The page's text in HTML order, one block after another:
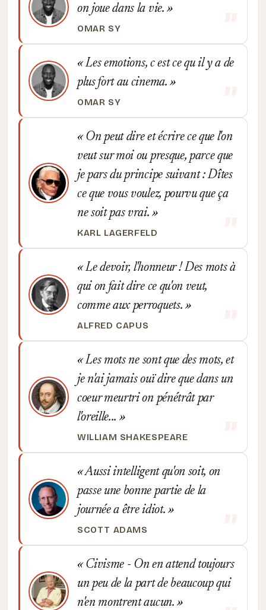
on joue dans la vie.
OMAR SY
Les emotions, c est ce qu il y a de
plus fort au cinema.
OMAR SY
On peut dire et écrire ce que l'on
veut sur moi ou presque, parce que
je pars du principe suivant : Dîtes
ce que vous voulez, pourvu que ça
ne soit pas vrai.
KARL LAGERFELD
Le devoir, l'honneur ! Des mots à
qui on fait dire ce qu'on veut,
comme aux perroquets.
ALFRED CAPUS
Les mots ne sont que des mots, et
je n'ai jamais ouï dire que dans un
coeur meurtri on pénétrât par
l'oreille...
WILLIAM SHAKESPEARE
Aussi intelligent qu'on soit, on
passe une bonne partie de la
journée a être idiot.
SCOTT ADAMS
Civisme - On en attend toujours
un peu de la part de beaucoup qui
n'en montrent aucun.